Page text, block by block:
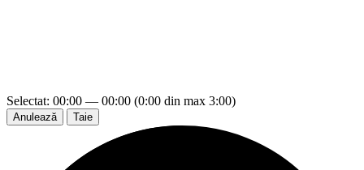
Selectat: 00:00 — 00:00 (0:00 din max 3:00)
Anulează Taie